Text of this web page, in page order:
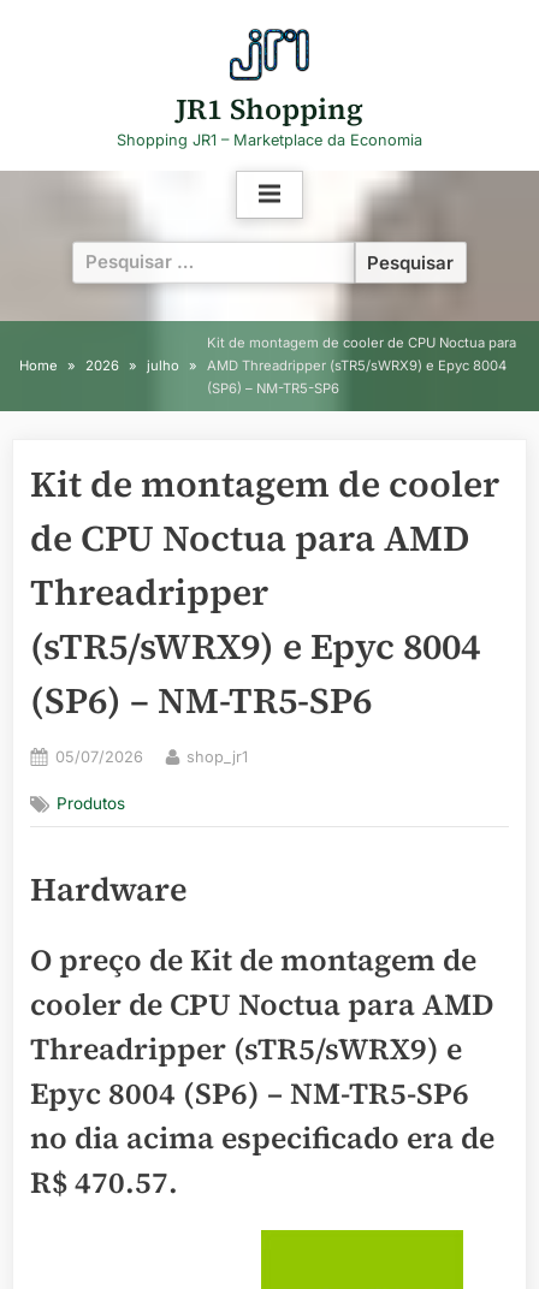
JR1 Shopping
Shopping JR1 – Marketplace da Economia
Pesquisar
por:
Home 2026 julho
Kit de montagem de cooler de CPU Noctua para
AMD Threadripper (sTR5/sWRX9) e Epyc 8004
(SP6) – NM-TR5-SP6
Kit de montagem de cooler
de CPU Noctua para AMD
Threadripper
(sTR5/sWRX9) e Epyc 8004
(SP6) – NM-TR5-SP6
Posted
05/07/2026 By
shop_jr1
Produtos
Hardware
O preço de Kit de montagem de
cooler de CPU Noctua para AMD
Threadripper (sTR5/sWRX9) e
Epyc 8004 (SP6) – NM-TR5-SP6
no dia acima especificado era de
R$ 470.57.